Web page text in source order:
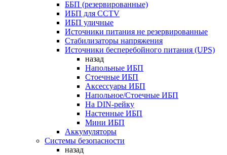
ББП (резервированные)
ИБП для CCTV
ИБП уличные
Источники питания не резервированные
Стабилизаторы напряжения
Источники бесперебойного питания (UPS)
назад
Напольные ИБП
Стоечные ИБП
Аксессуары ИБП
Напольное/Стоечные ИБП
На DIN-рейку
Настенные ИБП
Мини ИБП
Аккумуляторы
Системы безопасности
назад